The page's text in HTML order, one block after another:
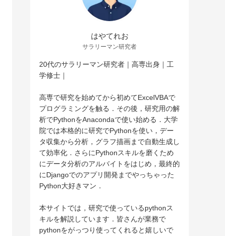
はやてれお
サラリーマン研究者
20代のサラリーマン研究者｜高専出身｜工
学修士｜
高専で研究を始めてから初めてExcelVBAで
プログラミングを触る．その後，研究用の解
析でPythonをAnacondaで使い始める．大学
院では本格的に研究でPythonを使い，デー
タ収集から分析，グラフ描画まで自動生成し
て効率化．さらにPythonスキルを磨くため
にデータ分析のアルバイトをはじめ，最終的
にDjangoでのアプリ開発までやっちゃった
Python大好きマン．
本サイトでは，研究で使っているpythonス
キルを解説しています．皆さんが業務で
pythonをがっつり使ってくれると嬉しいで